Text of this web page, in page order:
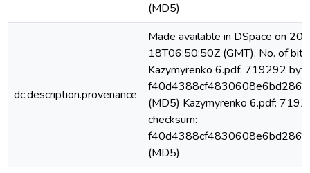
(MD5)
dc.description.provenance
Made available in DSpace on
18T06:50:50Z (GMT). No. of
Kazymyrenko 6.pdf: 719292
(MD5) Kazymyrenko 6.pdf:
checksum:
(MD5)